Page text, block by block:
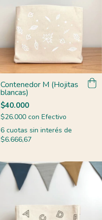
Contenedor M (Hojitas
blancas)
$40.000
$26.000 con Efectivo
6 cuotas sin interés de
$6.666,67